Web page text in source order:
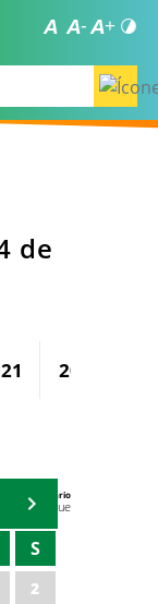
de
2022
do Secretário
Albuquerque
S
2